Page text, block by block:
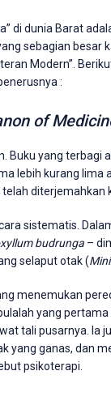
di dunia Barat
sebagian
Modern”.
:
of
Buku yang terbagi
lebih kurang
diterjemahkan
sistematis.
budrunga –
selaput otak (
menemukan
yang
tali pusarnya. Ia
yang ganas, dan
psikoterapi.